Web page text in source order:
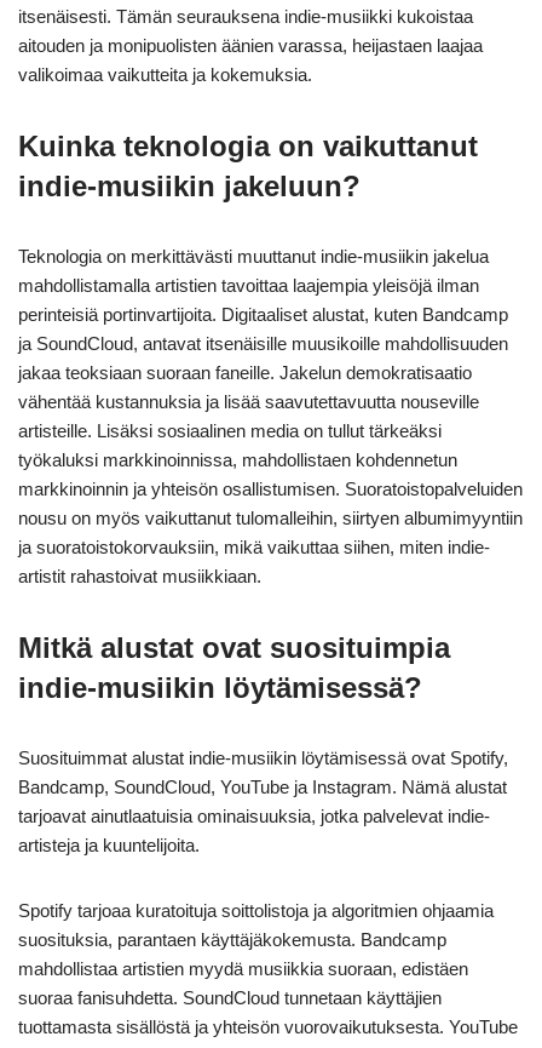
itsenäisesti. Tämän seurauksena indie-musiikki kukoistaa
aitouden ja monipuolisten äänien varassa, heijastaen laajaa
valikoimaa vaikutteita ja kokemuksia.
Kuinka teknologia on vaikuttanut
indie-musiikin jakeluun?
Teknologia on merkittävästi muuttanut indie-musiikin jakelua
mahdollistamalla artistien tavoittaa laajempia yleisöjä ilman
perinteisiä portinvartijoita. Digitaaliset alustat, kuten Bandcamp
ja SoundCloud, antavat itsenäisille muusikoille mahdollisuuden
jakaa teoksiaan suoraan faneille. Jakelun demokratisaatio
vähentää kustannuksia ja lisää saavutettavuutta nouseville
artisteille. Lisäksi sosiaalinen media on tullut tärkeäksi
työkaluksi markkinoinnissa, mahdollistaen kohdennetun
markkinoinnin ja yhteisön osallistumisen. Suoratoistopalveluiden
nousu on myös vaikuttanut tulomalleihin, siirtyen albumimyyntiin
ja suoratoistokorvauksiin, mikä vaikuttaa siihen, miten indie-
artistit rahastoivat musiikkiaan.
Mitkä alustat ovat suosituimpia
indie-musiikin löytämisessä?
Suosituimmat alustat indie-musiikin löytämisessä ovat Spotify,
Bandcamp, SoundCloud, YouTube ja Instagram. Nämä alustat
tarjoavat ainutlaatuisia ominaisuuksia, jotka palvelevat indie-
artisteja ja kuuntelijoita.
Spotify tarjoaa kuratoituja soittolistoja ja algoritmien ohjaamia
suosituksia, parantaen käyttäjäkokemusta. Bandcamp
mahdollistaa artistien myydä musiikkia suoraan, edistäen
suoraa fanisuhdetta. SoundCloud tunnetaan käyttäjien
tuottamasta sisällöstä ja yhteisön vuorovaikutuksesta. YouTube